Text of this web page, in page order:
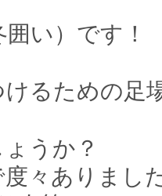
い）です！
るための足
うか？
々ありまし